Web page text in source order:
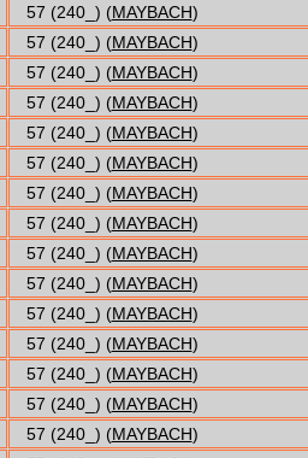
57 (240_) (MAYBACH)
57 (240_) (MAYBACH)
57 (240_) (MAYBACH)
57 (240_) (MAYBACH)
57 (240_) (MAYBACH)
57 (240_) (MAYBACH)
57 (240_) (MAYBACH)
57 (240_) (MAYBACH)
57 (240_) (MAYBACH)
57 (240_) (MAYBACH)
57 (240_) (MAYBACH)
57 (240_) (MAYBACH)
57 (240_) (MAYBACH)
57 (240_) (MAYBACH)
57 (240_) (MAYBACH)